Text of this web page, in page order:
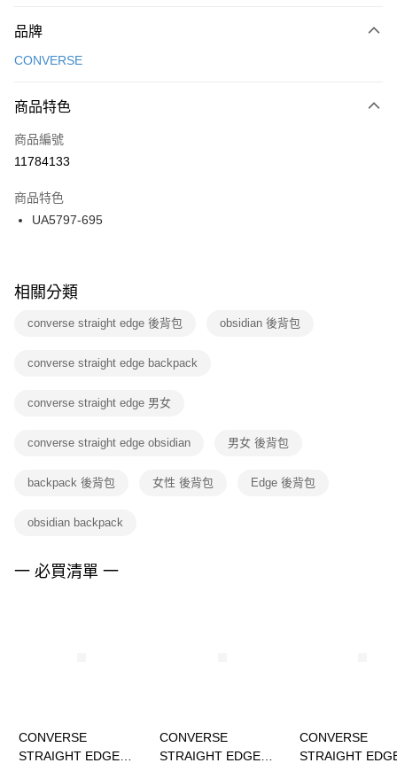
台灣樂天信用卡公司
【關於「AFTEE先享後付」】
便利好安心！
３．安心：先確認商品／服務後，再付款。
【「AFTEE先享後付」結帳流程】
１．於結帳方式選擇「AFTEE先享後付」後，將跳轉至「AFTEE先享後付」
２．訂單成立數日內，您將收到繳費通知簡訊。
３．收到繳費通知簡訊後14天內，點擊此簡訊中的連結，可透過四大超商／
ATM／網路銀行／等多元方式進行付款，方視為交易完成。
※ 交易是否成功請以「AFTEE先享後付 」之結帳頁面顯示為準，若有關於
是否繳費成功／繳費後需取消欲退款等相關疑問，請聯繫「AFTEE先享後付
客戶支援中心」https://netprotections.freshdesk.com/support/home
１．透過由恩沛科技股份有限公司提供之「AFTEE先享後付」服務完成之交
權轉讓予恩沛科技股份有限公司。
３．未成年的使用者請事先徵得法定代理人或監護人之同意方可使用
任。
請求用戶進行身份認證。
運送方式
每筆NT$100，滿NT$1,500(含以上)免運費
宅配
每筆NT$100，滿NT$1,500(含以上)免運費
付款後門市自取
每筆NT$100，滿NT$1,500(含以上)免運費
品牌
CONVERSE
商品特色
商品編號
11784133
商品特色
UA5797-695
相關分類
converse straight edge 後背包 obsidian 後背包
converse straight edge backpack
converse straight edge 男女
converse straight edge obsidian 男女 後背包
backpack 後背包 女性 後背包 Edge 後背包
obsidian backpack
一 必買清單 一
CONVERSE
STRAIGHT EDGE
CONVERSE
STRAIGHT EDGE
CONVERSE
STRAIGHT